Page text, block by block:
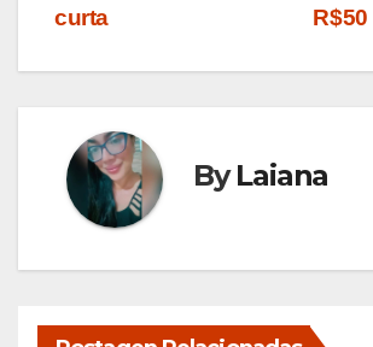
curta
ByLaiana